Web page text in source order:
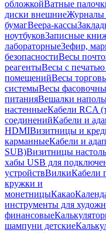
обложкойВатные
диски внешниеЖурналы
бумагВеера-кассы
ноутбуковЗаписные
лабораторныеЗефир,
безопасностиВесы
реагентыВесы с печатью
помещенийВесы
системыВесы
питанияВешалки
настенныеКабели RCA
соединенийКабели и
HDMIВизитницы и
карманныеКабели и
SUB)Визитницы
хабы USB для
устройствВилкиКабели
кружки и
монетницыКакао
инструменты для
финансовые
шампуни детские